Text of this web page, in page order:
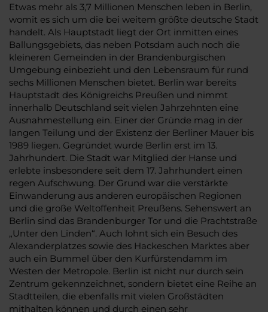
Etwas mehr als 3,7 Millionen Menschen leben in Berlin,
womit es sich um die bei weitem größte deutsche Stadt
handelt. Als Hauptstadt liegt der Ort inmitten eines
Ballungsgebiets, das neben Potsdam auch noch die
kleineren Gemeinden in der Brandenburgischen
Umgebung einbezieht und den Lebensraum für rund
sechs Millionen Menschen bietet. Berlin war bereits
Hauptstadt des Königreichs Preußen und nimmt
innerhalb Deutschland seit vielen Jahrzehnten eine
Ausnahmestellung ein. Einer der Gründe mag in der
langen Teilung und der Existenz der Berliner Mauer bis
1989 liegen. Gegründet wurde Berlin erst im 13.
Jahrhundert. Die Stadt war Mitglied der Hanse und
erlebte insbesondere seit dem 17. Jahrhundert einen
regen Aufschwung. Der Grund war die verstärkte
Einwanderung aus anderen europäischen Regionen
und die große Weltoffenheit Preußens. Sehenswert an
Berlin sind das Brandenburger Tor und die Prachtstraße
„Unter den Linden“. Auch lohnt sich ein Besuch des
Alexanderplatzes sowie des Hackeschen Marktes aber
auch ein Bummel über den Kurfürstendamm im
Westen der Metropole. Berlin ist nicht nur durch sein
Zentrum gekennzeichnet, sondern bietet eine Reihe an
Stadtteilen, die ebenfalls mit vielen Großstädten
mithalten können und durch einen sehr